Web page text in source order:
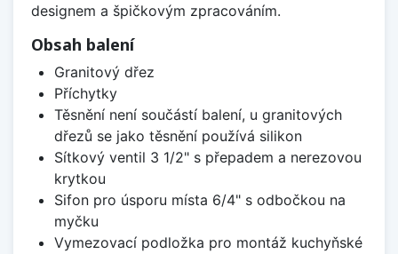
designem a špičkovým zpracováním.
Obsah balení
Granitový dřez
Příchytky
Těsnění není součástí balení, u granitových
dřezů se jako těsnění používá silikon
Sítkový ventil 3 1/2" s přepadem a nerezovou
krytkou
Sifon pro úsporu místa 6/4" s odbočkou na
myčku
Vymezovací podložka pro montáž kuchyňské